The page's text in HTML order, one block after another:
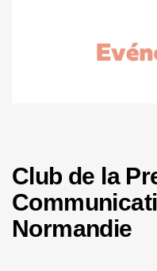
Club de la
Normandie